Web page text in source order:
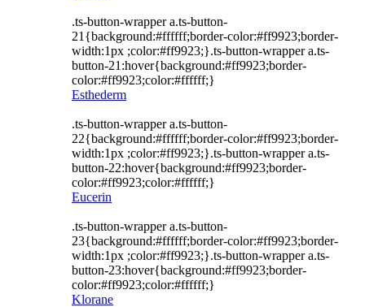
.ts-button-wrapper a.ts-button-
21{background:#ffffff;border-color:#ff9923;border-
width:1px ;color:#ff9923;}.ts-button-wrapper a.ts-
button-21:hover{background:#ff9923;border-
color:#ff9923;color:#ffffff;}
Esthederm
.ts-button-wrapper a.ts-button-
22{background:#ffffff;border-color:#ff9923;border-
width:1px ;color:#ff9923;}.ts-button-wrapper a.ts-
button-22:hover{background:#ff9923;border-
color:#ff9923;color:#ffffff;}
Eucerin
.ts-button-wrapper a.ts-button-
23{background:#ffffff;border-color:#ff9923;border-
width:1px ;color:#ff9923;}.ts-button-wrapper a.ts-
button-23:hover{background:#ff9923;border-
color:#ff9923;color:#ffffff;}
Klorane